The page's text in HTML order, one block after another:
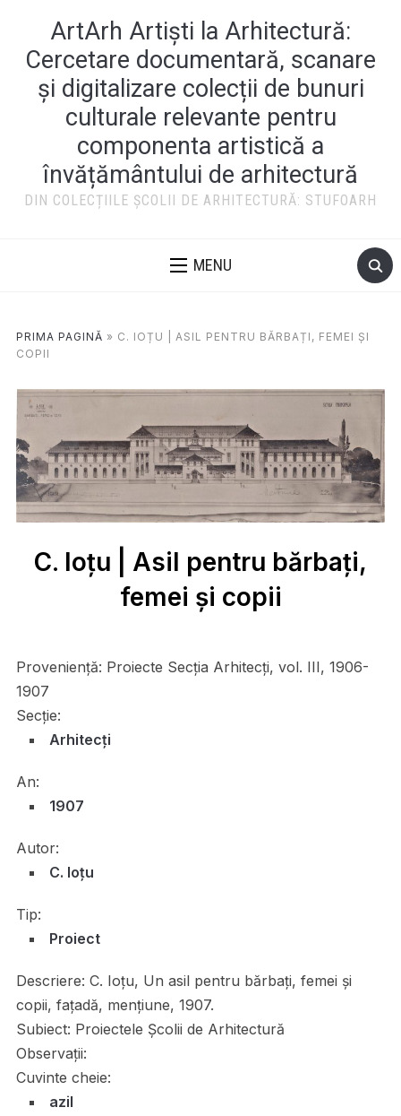
ArtArh Artiști la Arhitectură:
Cercetare documentară, scanare
și digitalizare colecții de bunuri
culturale relevante pentru
componenta artistică a
învățământului de arhitectură
DIN COLECȚIILE ȘCOLII DE ARHITECTURĂ: STUFOARH
MENU
PRIMA PAGINĂ » C. IOȚU | ASIL PENTRU BĂRBAȚI, FEMEI ȘI
COPII
C. Ioțu | Asil pentru bărbați,
femei și copii
Proveniență: Proiecte Secţia Arhitecți, vol. III, 1906-
1907
Secție:
Arhitecți
An:
1907
Autor:
C. Ioțu
Tip:
Proiect
Descriere: C. Ioțu, Un asil pentru bărbați, femei și
copii, fațadă, mențiune, 1907.
Subiect: Proiectele Școlii de Arhitectură
Observații:
Cuvinte cheie:
azil